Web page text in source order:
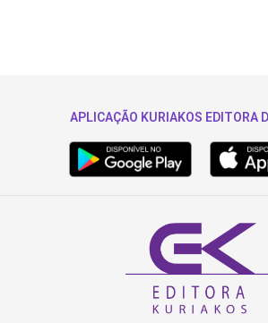
APLICAÇÃO KURIAKOS EDITORA